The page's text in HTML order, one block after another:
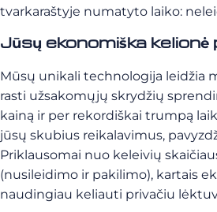
tvarkaraštyje numatyto laiko:
Jūsų ekonomiška kelionė
Mūsų unikali technologija leidžia
rasti užsakomųjų skrydžių
kainą ir per rekordiškai trumpą
jūsų skubius reikalavimus,
Priklausomai nuo keleivių
(nusileidimo ir pakilimo), kartais
naudingiau keliauti privačiu